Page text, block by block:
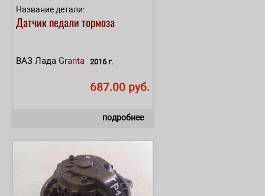
Название детали:
Датчик педали тормоза
ВАЗ Лада Granta 2016 г.
687.00 руб.
подробнее